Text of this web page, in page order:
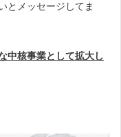
とメッセージしてま
中核事業として拡大し